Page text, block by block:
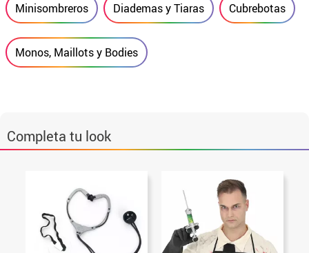
Minisombreros Diademas y Tiaras Cubrebotas
Monos, Maillots y Bodies
Completa tu look